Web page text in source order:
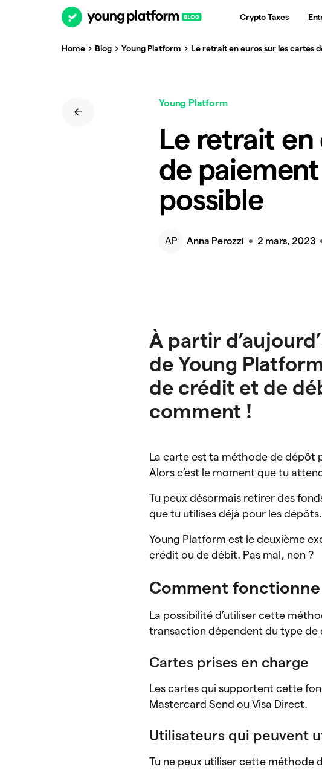
Crypto Taxes
Home Blog Young Platform Le retrait en euros sur les cartes
Young Platform
Le retrait en
de
possible
AP Anna Perozzi 2 mars, 2023
À partir
de Young
de crédit et de
comment !
La carte est ta méthode de dépôt
Alors c’est le moment que tu
Tu peux désormais retirer des
que tu utilises déjà pour les dépôts.
Young Platform est le deuxième
crédit ou de débit. Pas mal, non ?
Comment
La possibilité d’utiliser cette
transaction dépendent du type de
Cartes prises en charge
Les cartes qui supportent cette
Mastercard Send ou Visa Direct.
Utilisateurs qui peuvent
Tu ne peux utiliser cette méthode